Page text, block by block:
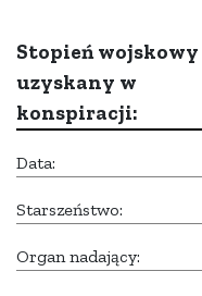
Stopień wojskowy
uzyskany w
konspiracji:
Data:
Starszeństwo:
Organ nadający: